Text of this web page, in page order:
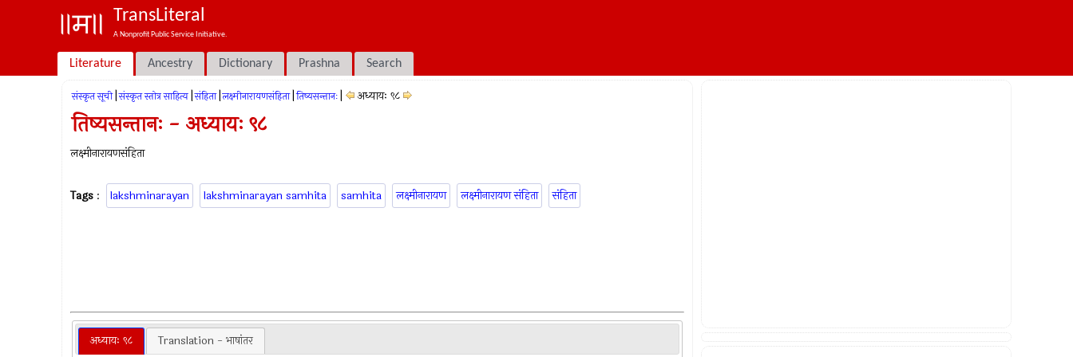
TransLiteral
A Nonprofit Public Service Initiative.
Literature Ancestry Dictionary Prashna Search
संस्कृत सूची संस्कृत स्तोत्र साहित्य संहिता लक्ष्मीनारायणसंहिता तिष्यसन्तानः अध्यायः ९८
तिष्यसन्तानः - अध्यायः ९८
लक्ष्मीनारायणसंहिता
Tags : lakshminarayan lakshminarayan samhita samhita लक्ष्मीनारायण लक्ष्मीनारायण संहिता संहिता
अध्यायः ९८ Translation - भाषांतर